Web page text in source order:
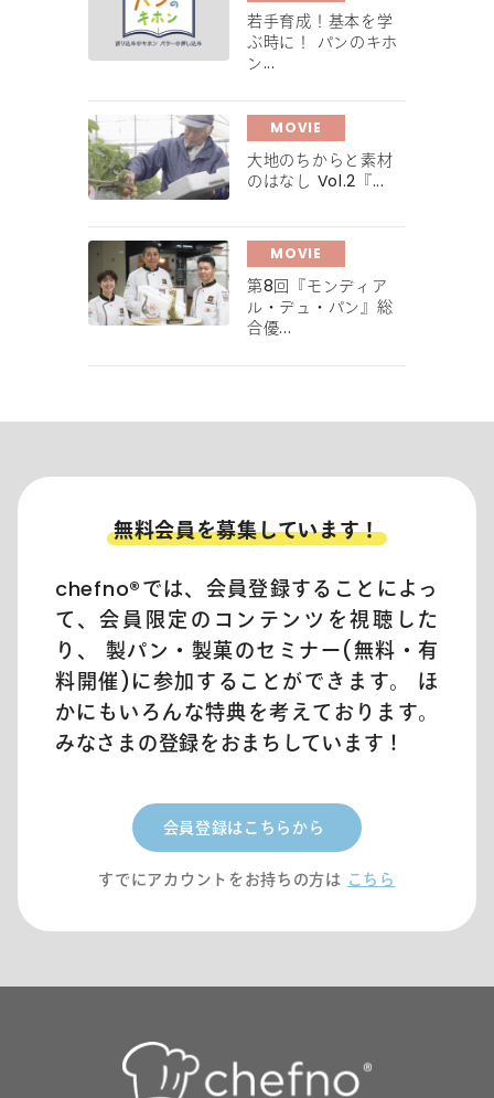
若手育成！基本を学
ぶ時に！ パンのキホ
ン...
MOVIE
大地のちからと素材
のはなし Vol.2『...
MOVIE
第8回『モンディア
ル・デュ・パン』総
合優...
無料会員を募集しています！
chefno®︎では、会員登録することによっ
て、会員限定のコンテンツを視聴した
り、 製パン・製菓のセミナー(無料・有
料開催)に参加することができます。 ほ
かにもいろんな特典を考えております。
みなさまの登録をおまちしています！
会員登録はこちらから
すでにアカウントをお持ちの方は こちら